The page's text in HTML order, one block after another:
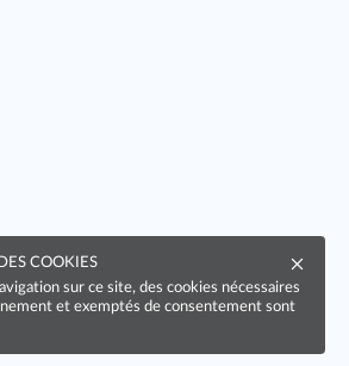
COOKIES
sur ce site, des cookies nécessaires
et exemptés de consentement sont